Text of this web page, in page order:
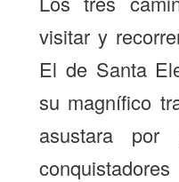
visitar y
El de Santa
su magnífico
asustara